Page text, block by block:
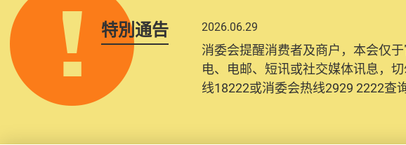
特別通告 2026.06.29
消委会提醒消费者及商户，本会仅
电、电邮、短讯或社交媒体讯息，
线18222或消委会热线2929 2222查询
2025.10.31
为提升使用者体验及网络安全，本
消费者需要提供基本联络资料（包
纪录将清晰整合于帐户中，方便日后